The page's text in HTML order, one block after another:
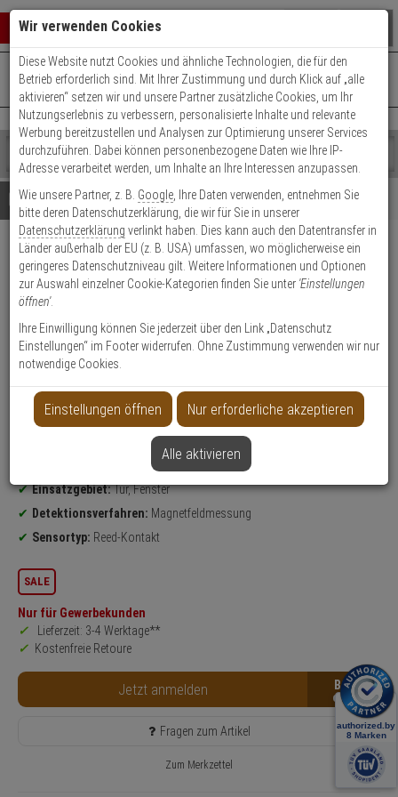
Warenkorb schließen
0 ARTIKEL IM WARENKORB
Ihr Warenkorb ist momentan leer.
Ergebnisse ()
Fertig
Shop
durchsuchen
Bitte
geben
Sie
mindestens
Zeichen
ein,
um
Suche
Es
wurde
noch
Kategorien
Suche
gestartet
+49 (0)821 899 493-0Mo. - Do.: 8:00 - 16:30 | Fr.: 8:00 - 14:00 Uhr
Kontaktservice nutzen
Details Beratung
Satel S-4 Aufbau
Magnetkontakt + Klemmen weiss
Produktmerkmale
Datenblatt drucken
Weitere Varianten...
EN 50131 Grad 2
Einsatzgebiet:Tür, Fenster
Detektionsverfahren: Magnetfeldmessung
Sensortyp: Reed-Kontakt
SALE
Nur für Gewerbekunden
Lieferzeit: 3-4 Werktage**
Kostenfreie Retoure
Jetzt anmelden B2B
Fragen zum Artikel
Zum Merkzettel
Wir verwenden Cookies
Diese Website nutzt Cookies und ähnliche Technologien, die für den
Betrieb erforderlich sind. Mit Ihrer Zustimmung und durch Klick auf „alle
aktivieren“ setzen wir und unsere Partner zusätzliche Cookies, um Ihr
Nutzungserlebnis zu verbessern, personalisierte Inhalte und relevante
Werbung bereitzustellen und Analysen zur Optimierung unserer Services
durchzuführen. Dabei können personenbezogene Daten wie Ihre IP-
Adresse verarbeitet werden, um Inhalte an Ihre Interessen anzupassen.
Wie unsere Partner, z. B. Google , Ihre Daten verwenden, entnehmen Sie
bitte deren Datenschutzerklärung, die wir für Sie in unserer
Datenschutzerklärung verlinkt haben. Dies kann auch den Datentransfer in
Länder außerhalb der EU (z. B. USA) umfassen, wo möglicherweise ein
geringeres Datenschutzniveau gilt. Weitere Informationen und Optionen
zur Auswahl einzelner Cookie-Kategorien finden Sie unter 'Einstellungen
öffnen'.
Ihre Einwilligung können Sie jederzeit über den Link „Datenschutz
Einstellungen“ im Footer widerrufen. Ohne Zustimmung verwenden wir nur
notwendige Cookies.
Einstellungen öffnen Nur erforderliche akzeptieren
Alle aktivieren